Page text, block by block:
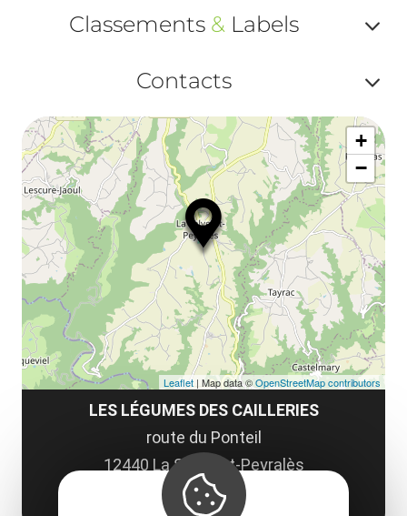
Classements &Labels
ou
Contacts
ou
LES LÉGUMES DES CAILLERIES
route du Ponteil
12440 La Salvetat-Peyralès
Obtenir l'itinéraire
+
−
Leaflet | Map data ©OpenStreetMap contributors